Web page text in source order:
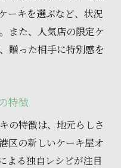
ーキを選ぶなど、状況
また、人気店の限定ケ
贈った相手に特別感を
特徴
の特徴は、地元らしさ
区の新しいケーキ屋オ
よる独自レシピが注目